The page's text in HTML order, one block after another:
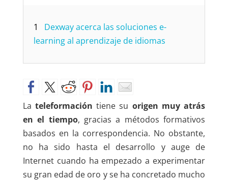
1
Dexway acerca las soluciones e-
learning al aprendizaje de idiomas
La teleformación tiene su origen muy atrás
en el tiempo, gracias a métodos formativos
basados en la correspondencia. No obstante,
no ha sido hasta el desarrollo y auge de
Internet cuando ha empezado a experimentar
su gran edad de oro y se ha concretado mucho